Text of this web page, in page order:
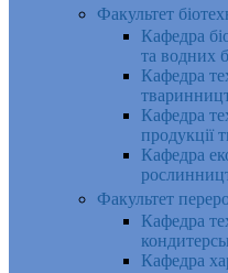
Факультет
Кафедра
та водних
Кафедра
Кафедра
продукції
Кафедра
Факультет
Кафедра
Кафедра